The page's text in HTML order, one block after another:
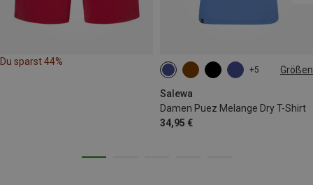
Du sparst 44%
+5 Größen
Salewa
Damen Puez Melange Dry T-Shirt
34,95 €
XS S M